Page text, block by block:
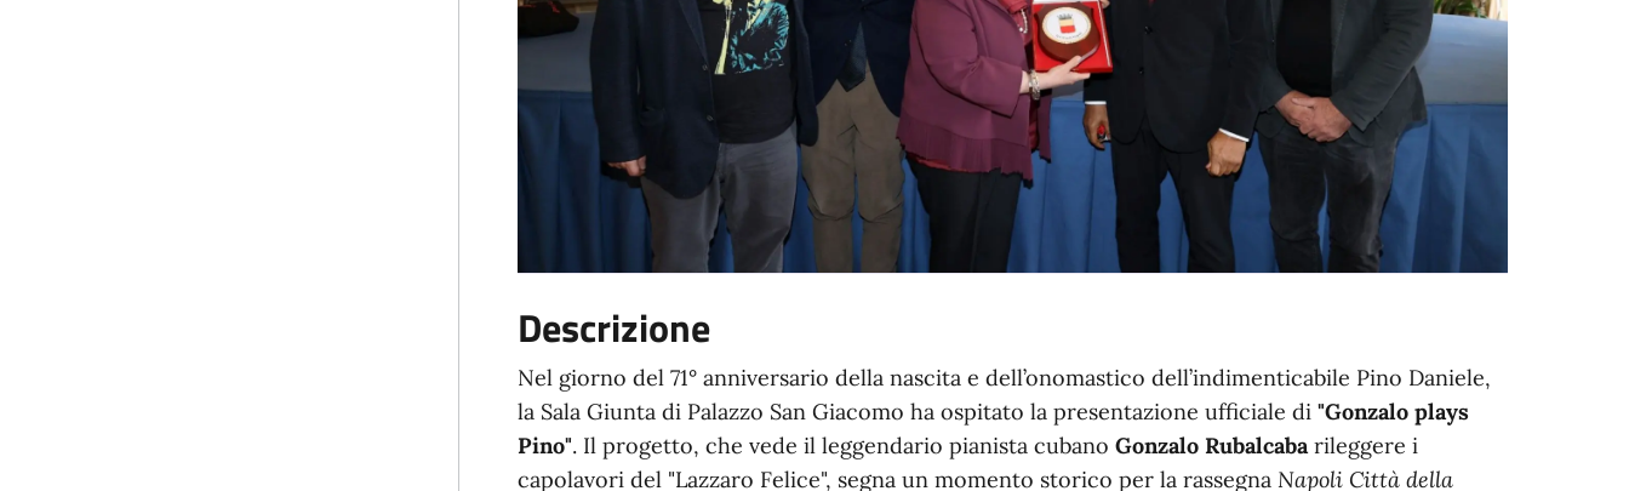
Descrizione
Nel giorno del 71° anniversario della nascita e dell’onomastico dell’indimenticabile Pino Daniele,
la Sala Giunta di Palazzo San Giacomo ha ospitato la presentazione ufficiale di "Gonzalo plays
Pino". Il progetto, che vede il leggendario pianista cubano Gonzalo Rubalcaba rileggere i
capolavori del "Lazzaro Felice", segna un momento storico per la rassegna Napoli Città della